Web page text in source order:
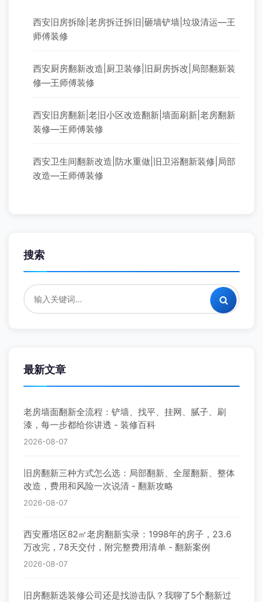
西安旧房拆除|老房拆迁拆旧|砸墙铲墙|垃圾清运—王
师傅装修
西安厨房翻新改造|厨卫装修|旧厨房拆改|局部翻新装
修—王师傅装修
西安旧房翻新|老旧小区改造翻新|墙面刷新|老房翻新
装修—王师傅装修
西安卫生间翻新改造|防水重做|旧卫浴翻新装修|局部
改造—王师傅装修
搜索
最新文章
老房墙面翻新全流程：铲墙、找平、挂网、腻子、刷
漆，每一步都给你讲透 - 装修百科
2026-08-07
旧房翻新三种方式怎么选：局部翻新、全屋翻新、整体
改造，费用和风险一次说清 - 翻新攻略
2026-08-07
西安雁塔区82㎡老房翻新实录：1998年的房子，23.6
万改完，78天交付，附完整费用清单 - 翻新案例
2026-08-07
旧房翻新选装修公司还是找游击队？我聊了5个翻新过